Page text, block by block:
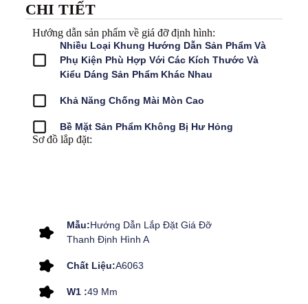
CHI TIẾT
Hướng dẫn sản phẩm về giá đỡ định hình:
Nhiều Loại Khung Hướng Dẫn Sản Phẩm Và
Phụ Kiện Phù Hợp Với Các Kích Thước Và
Kiểu Dáng Sản Phẩm Khác Nhau
Khả Năng Chống Mài Mòn Cao
Bề Mặt Sản Phẩm Không Bị Hư Hỏng
Sơ đồ lắp đặt:
Mẫu:Hướng Dẫn Lắp Đặt Giá Đỡ
Thanh Định Hình A
Chất Liệu:A6063
W1 :49 Mm